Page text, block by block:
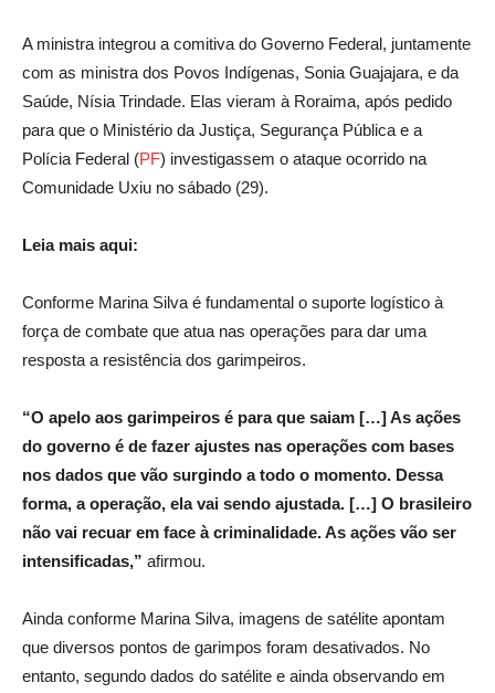
A ministra integrou a comitiva do Governo Federal, juntamente
com as ministra dos Povos Indígenas, Sonia Guajajara, e da
Saúde, Nísia Trindade. Elas vieram à Roraima, após pedido
para que o Ministério da Justiça, Segurança Pública e a
Polícia Federal (PF) investigassem o ataque ocorrido na
Comunidade Uxiu no sábado (29).
Leia mais aqui:
Conforme Marina Silva é fundamental o suporte logístico à
força de combate que atua nas operações para dar uma
resposta a resistência dos garimpeiros.
“O apelo aos garimpeiros é para que saiam […] As ações
do governo é de fazer ajustes nas operações com bases
nos dados que vão surgindo a todo o momento. Dessa
forma, a operação, ela vai sendo ajustada. […] O brasileiro
não vai recuar em face à criminalidade. As ações vão ser
intensificadas,” afirmou.
Ainda conforme Marina Silva, imagens de satélite apontam
que diversos pontos de garimpos foram desativados. No
entanto, segundo dados do satélite e ainda observando em